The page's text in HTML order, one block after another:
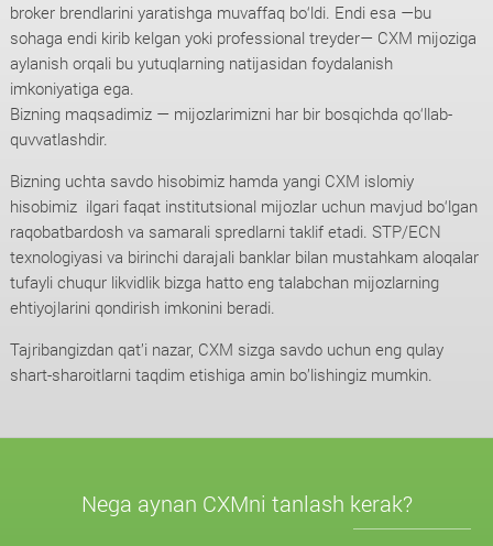
broker brendlarini yaratishga muvaffaq bo‘ldi. Endi esa —bu
sohaga endi kirib kelgan yoki professional treyder— CXM mijoziga
aylanish orqali bu yutuqlarning natijasidan foydalanish
imkoniyatiga ega.
Bizning maqsadimiz — mijozlarimizni har bir bosqichda qo‘llab-
quvvatlashdir.
Bizning uchta savdo hisobimiz hamda yangi CXM islomiy
hisobimiz ilgari faqat institutsional mijozlar uchun mavjud bo‘lgan
raqobatbardosh va samarali spredlarni taklif etadi. STP/ECN
texnologiyasi va birinchi darajali banklar bilan mustahkam aloqalar
tufayli chuqur likvidlik bizga hatto eng talabchan mijozlarning
ehtiyojlarini qondirish imkonini beradi.
Tajribangizdan qat’i nazar, CXM sizga savdo uchun eng qulay
shart-sharoitlarni taqdim etishiga amin bo’lishingiz mumkin.
Nega aynan CXMni tanlash kerak?